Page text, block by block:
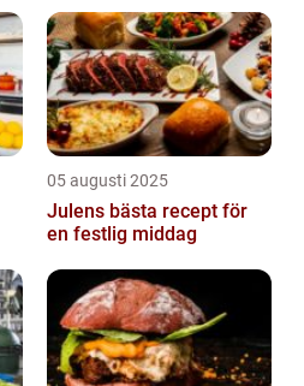
05 augusti 2025
Julens bästa recept för
en festlig middag